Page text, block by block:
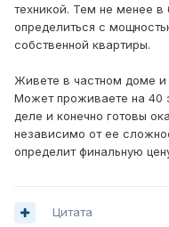
техникой. Тем не менее
определиться с
собственной квартиры.
Живете в частном доме и
Может проживаете на 40
деле и конечно готовы
независимо от ее
определит финальную
Цитата